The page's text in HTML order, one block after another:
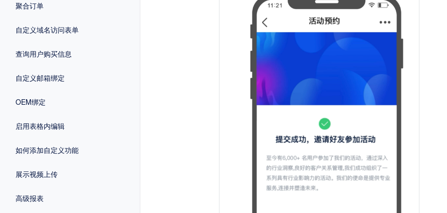
聚合订单
自定义域名访问表单
查询用户购买信息
自定义邮箱绑定
OEM绑定
启用表格内编辑
如何添加自定义功能
展示视频上传
高级报表